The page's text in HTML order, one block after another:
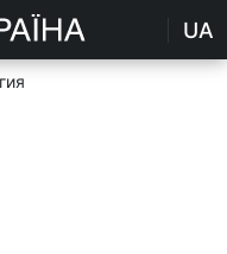
UA